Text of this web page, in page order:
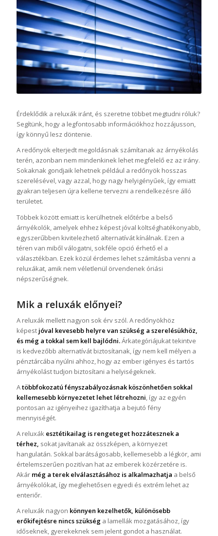
Érdeklődik a reluxák iránt, és szeretne többet megtudni róluk?
Segítünk, hogy a legfontosabb információkhoz hozzájusson,
így könnyű lesz döntenie.
A redőnyök elterjedt megoldásnak számítanak az árnyékolás
terén, azonban nem mindenkinek lehet megfelelő ez az irány.
Sokaknak gondjaik lehetnek például a redőnyök hosszas
szerelésével, vagy azzal, hogy nagy helyigényűek, így emiatt
gyakran teljesen újra kellene tervezni a rendelkezésre álló
területet.
Többek között emiatt is kerülhetnek előtérbe a belső
árnyékolók, amelyek ehhez képest jóval költséghatékonyabb,
egyszerűbben kivitelezhető alternatívát kínálnak. Ezen a
téren van miből válogatni, sokféle opció érhető el a
választékban. Ezek közül érdemes lehet számításba venni a
reluxákat, amik nem véletlenül örvendenek óriási
népszerűségnek.
Mik a reluxák előnyei?
A reluxák mellett nagyon sok érv szól. A redőnyökhöz
képest jóval kevesebb helyre van szükség a szerelésükhöz,
és még a tokkal sem kell bajlódni.Árkategóriájukat tekintve
is kedvezőbb alternatívát biztosítanak, így nem kell mélyen a
pénztárcába nyúlni ahhoz, hogy az ember igényes és tartós
árnyékolást tudjon biztosítani a helyiségeknek.
Atöbbfokozatú fényszabályozásnak köszönhetően sokkal
kellemesebb környezetet lehet létrehozni, így az egyén
pontosan az igényeihez igazíthatja a bejutó fény
mennyiségét.
A reluxák esztétikailag is rengeteget hozzátesznek a
térhez, sokat javítanak az összképen, a környezet
hangulatán. Sokkal barátságosabb, kellemesebb a légkör, ami
értelemszerűen pozitívan hat az emberek közérzetére is.
Akár még a terek elválasztásához is alkalmazhatja a belső
árnyékolókat, így meglehetősen egyedi és extrém lehet az
enteriőr.
A reluxák nagyon könnyen kezelhetők, különösebb
erőkifejtésre nincs szükséga lamellák mozgatásához, így
időseknek, gyerekeknek sem jelent gondot a használat.